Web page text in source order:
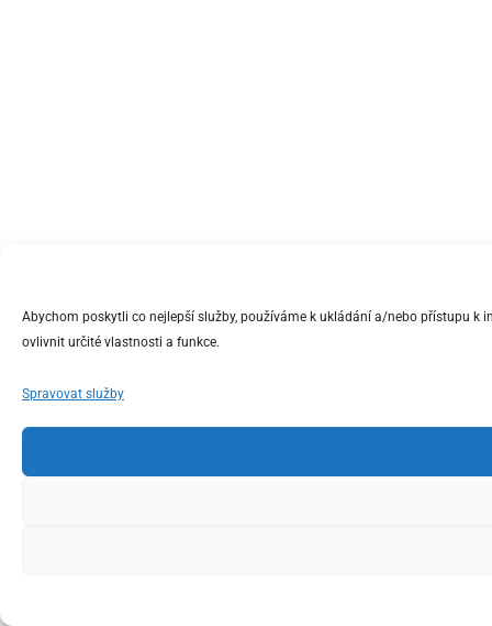
Abychom poskytli co nejlepší služby, používáme k ukládání a/nebo přístupu
ovlivnit určité vlastnosti a funkce.
Spravovat služby